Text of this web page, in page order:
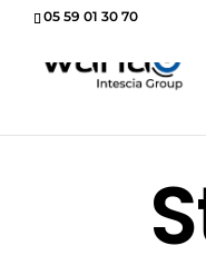
05 59 01 30 70